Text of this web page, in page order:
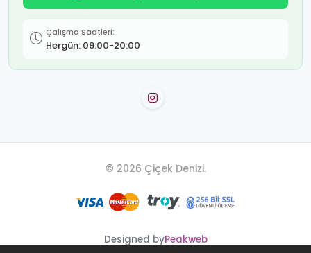
Çalışma Saatleri:
Hergün: 09:00-20:00
© 2026 Çiçek Denizi.
Designed byPeakweb